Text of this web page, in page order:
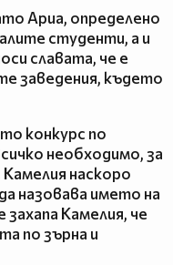
Ариа, определено
студенти, а и
славата, че е
заведения, където
конкурс по
необходимо, за
наскоро
назовава името на
Камелия, че
по зърна и